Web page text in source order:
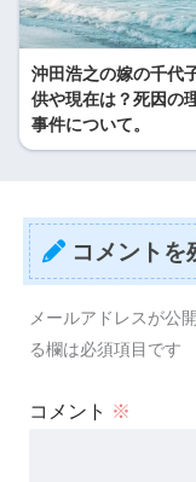
沖田浩之の嫁の千代
供や現在は？死因の
事件について。
コメントを
メールアドレスが公
る欄は必須項目です
コメント ※